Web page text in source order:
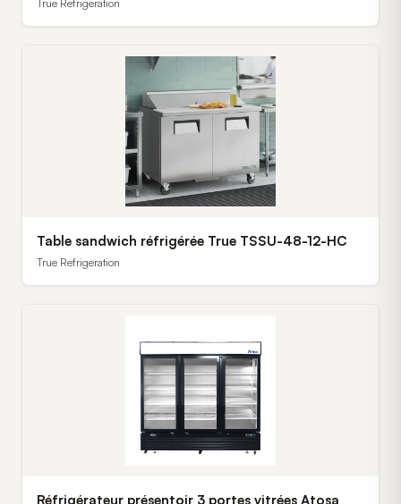
True Refrigeration
Table sandwich réfrigérée True TSSU-48-12-HC
True Refrigeration
Réfrigérateur présentoir 3 portes vitrées Atosa